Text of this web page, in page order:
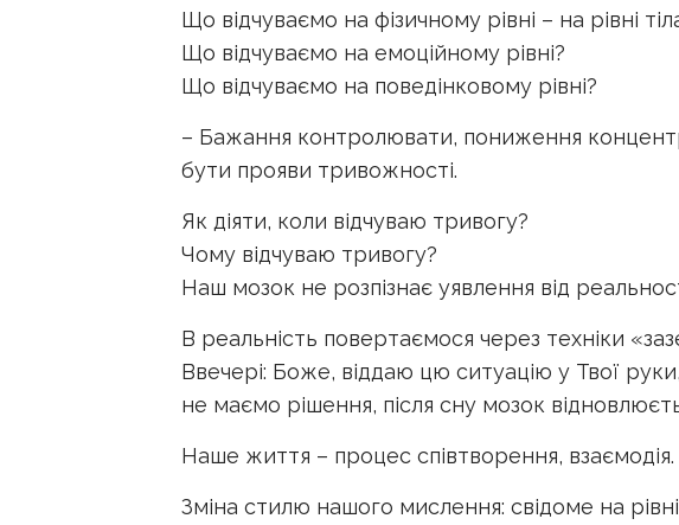
Що відчуваємо на фізичному рівні – на рівні
Що відчуваємо на емоційному рівні?
Що відчуваємо на поведінковому рівні?
– Бажання контролювати, пониження
бути прояви тривожності.
Як діяти, коли відчуваю тривогу?
Чому відчуваю тривогу?
Наш мозок не розпізнає уявлення від
В реальність повертаємося через техніки
Ввечері: Боже, віддаю цю ситуацію у Твої
не маємо рішення, після сну мозок
Наше життя – процес співтворення, взаємодія.
Зміна стилю нашого мислення: свідоме на рівні